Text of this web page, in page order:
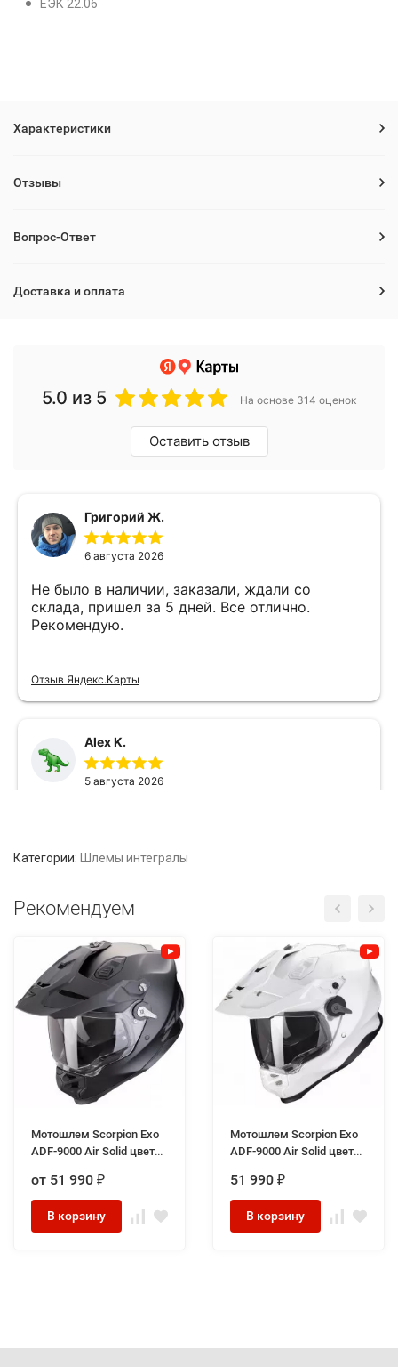
ЕЭК 22.06
Характеристики
Отзывы
Вопрос-Ответ
Доставка и оплата
Категории: Шлемы интегралы
Рекомендуем
Мотошлем Scorpion Exo
ADF-9000 Air Solid цвет
от 51 990 ₽
В корзину
Мотошлем Scorpion Exo
ADF-9000 Air Solid цвет
51 990 ₽
В корзину